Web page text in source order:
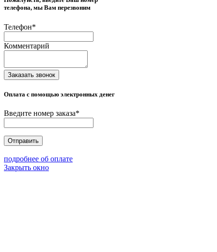
телефона, мы Вам перезвоним
Телефон*
Комментарий
Заказать звонок
Оплата с помощью электронных денег
Введите номер заказа*
Отправить
подробнее об оплате
Закрыть окно